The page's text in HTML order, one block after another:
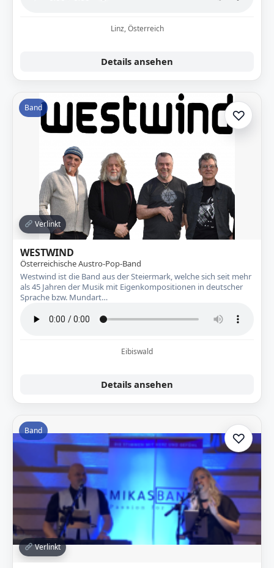
Linz, Österreich
Details ansehen
Band
Verlinkt
♡Zur
WESTWIND
Österreichische Austro-Pop-Band
Westwind ist die Band aus der Steiermark, welche sich seit mehr
als 45 Jahren der Musik mit Eigenkompositionen in deutscher
Sprache bzw. Mundart…
Eibiswald
Details ansehen
Band
Verlinkt
♡Zur